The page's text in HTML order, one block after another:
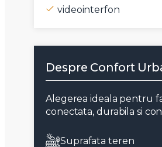
videointerfon
Despre Confort
Alegerea ideala pentru
conectata, durabila si
Suprafata teren